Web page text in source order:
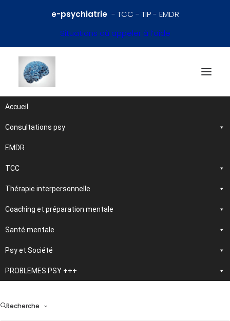
e-psychiatrie- TCC - TIP - EMDR
Situations où appeler à l’aide
Accueil
Consultations psy
EMDR
TCC
Thérapie interpersonnelle
Coaching et préparation mentale
Santé mentale
Psy et Société
PROBLEMES PSY +++
Recherche
et santé mentale
Traitements et
psychothérapies
nouvelle application